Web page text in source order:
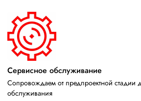
Сервисное обслуживание
Сопровождаем от предпроектной стадии
обслуживания